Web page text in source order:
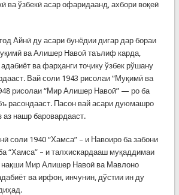
ва ўзбекӣ асар офаридаанд, ахбори воқеӣ
Айнӣ ду асари бунёдии дигар дар бораи
ва Алишер Навоӣ таълиф карда,
ва фарҳанги тоҷику ўзбек рўшану
Вай соли 1943 рисолаи “Муқимӣ ва
рисолаи “Мир Алишер Навоӣ” — ро ба
расондааст. Пасон вай асари дуюмашро
аз нашр баровардааст.
соли 1940 “Хамса” – и Навоиро ба забони
“Хамса” – и талхискардааш муқаддимаи
Мир Алишер Навоӣ ва Мавлоно
ва ирфон, инчунин, дўстии ин ду